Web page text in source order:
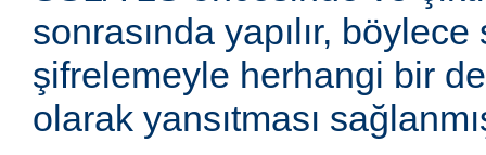
sonrasında yapılır, böylece
şifrelemeyle herhangi bir
olarak yansıtması